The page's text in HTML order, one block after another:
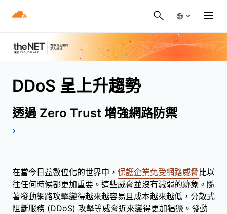
DDoS 呈上升趨勢
透過 Zero Trust 增強網路防禦
在當今日益數位化的世界中， 保護企業免受網路威脅比以
往任何時候都更加重要。這些威脅並沒有減弱的跡象。隨
著發動網路攻擊變得越來越容易且成本越來越低，分散式
阻斷服務 (DDoS) 攻擊等威脅近來變得更加猖獗。發動